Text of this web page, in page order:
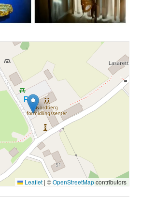
Leaflet | ©OpenStreetMapcontributors